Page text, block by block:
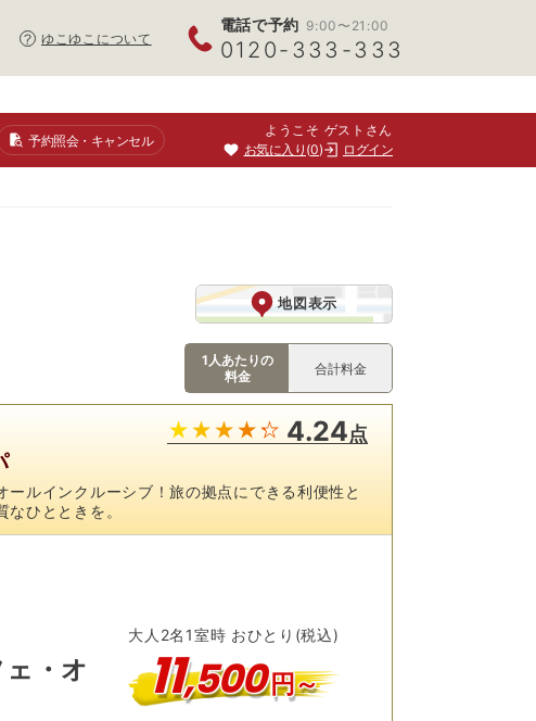
ゆこゆこについて
電話で予約 9:00〜21:00
0120-333-333
予約照会・キャンセル
ようこそ ゲストさん
お気に入り 0 ログイン
地図表示
1人あたりの
料金
合計料金
4.24点
ルインクルーシブ！旅の拠点にできる利便性と
ひとときを。
ェ・オ
大人 2名 1室時 おひとり(税込)
11,500円～